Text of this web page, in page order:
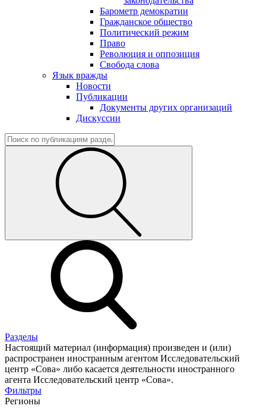
Барометр демократии
Гражданское общество
Политический режим
Право
Революция и оппозиция
Свобода слова
Язык вражды
Новости
Публикации
Документы других организаций
Дискуссии
Разделы
Настоящий материал (информация) произведен и (или)
распространен иностранным агентом Исследовательский
центр «Сова» либо касается деятельности иностранного
агента Исследовательский центр «Сова».
Фильтры
Регионы